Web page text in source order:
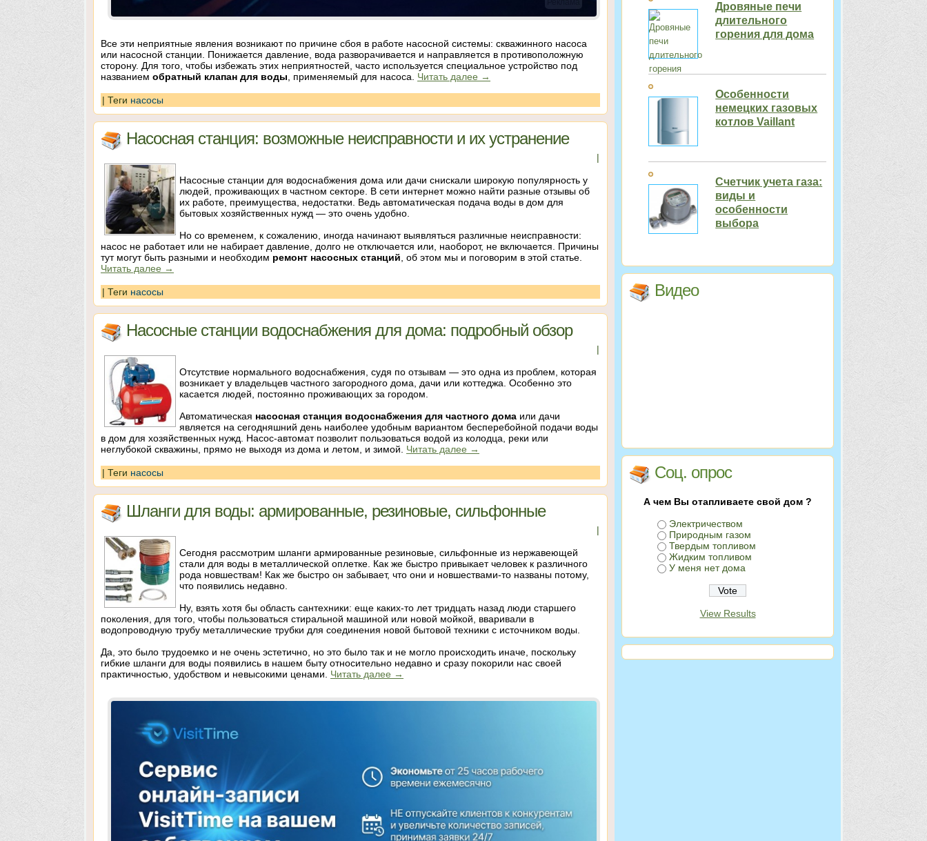
Все эти неприятные явления возникают по причине сбоя в работе насосной системы: скважинного насоса
или насосной станции. Понижается давление, вода разворачивается и направляется в противоположную
сторону. Для того, чтобы избежать этих неприятностей, часто используется специальное устройство под
названием обратный клапан для воды, применяемый для насоса. Читать далее →
| Теги насосы
Насосная станция: возможные неисправности и их устранение
|
Насосные станции для водоснабжения дома или дачи снискали широкую популярность у
людей, проживающих в частном секторе. В сети интернет можно найти разные отзывы об
их работе, преимущества, недостатки. Ведь автоматическая подача воды в дом для
бытовых хозяйственных нужд — это очень удобно.
Но со временем, к сожалению, иногда начинают выявляться различные неисправности:
насос не работает или не набирает давление, долго не отключается или, наоборот, не включается. Причины
тут могут быть разными и необходим ремонт насосных станций, об этом мы и поговорим в этой статье.
Читать далее →
| Теги насосы
Насосные станции водоснабжения для дома: подробный обзор
|
Отсутствие нормального водоснабжения, судя по отзывам — это одна из проблем, которая
возникает у владельцев частного загородного дома, дачи или коттеджа. Особенно это
касается людей, постоянно проживающих за городом.
Автоматическая насосная станция водоснабжения для частного дома или дачи
является на сегодняшний день наиболее удобным вариантом бесперебойной подачи воды
в дом для хозяйственных нужд. Насос-автомат позволит пользоваться водой из колодца, реки или
неглубокой скважины, прямо не выходя из дома и летом, и зимой. Читать далее →
| Теги насосы
Шланги для воды: армированные, резиновые, сильфонные
|
Сегодня рассмотрим шланги армированные резиновые, сильфонные из нержавеющей
стали для воды в металлической оплетке. Как же быстро привыкает человек к различного
рода новшествам! Как же быстро он забывает, что они и новшествами-то названы потому,
что появились недавно.
Ну, взять хотя бы область сантехники: еще каких-то лет тридцать назад люди старшего
поколения, для того, чтобы пользоваться стиральной машиной или новой мойкой, вваривали в
водопроводную трубу металлические трубки для соединения новой бытовой техники с источником воды.
Да, это было трудоемко и не очень эстетично, но это было так и не могло происходить иначе, поскольку
гибкие шланги для воды появились в нашем быту относительно недавно и сразу покорили нас своей
практичностью, удобством и невысокими ценами. Читать далее →
Дровяные печи
длительного
горения для дома
Особенности
немецких газовых
котлов Vaillant
Счетчик учета газа:
виды и
особенности
выбора
Видео
Соц. опрос
А чем Вы отапливаете свой дом ?
Электричеством
Природным газом
Твердым топливом
Жидким топливом
У меня нет дома
View Results